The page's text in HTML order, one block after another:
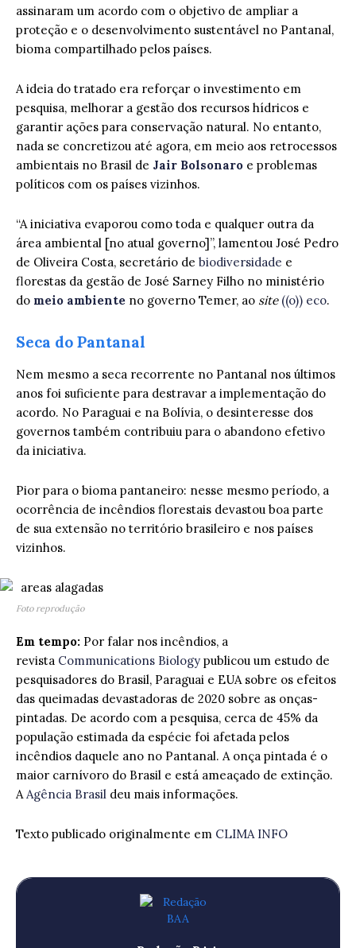
assinaram um acordo com o objetivo de ampliar a
proteção e o desenvolvimento sustentável no Pantanal,
bioma compartilhado pelos países.
A ideia do tratado era reforçar o investimento em
pesquisa, melhorar a gestão dos recursos hídricos e
garantir ações para conservação natural. No entanto,
nada se concretizou até agora, em meio aos retrocessos
ambientais no Brasil de Jair Bolsonaro e problemas
políticos com os países vizinhos.
“A iniciativa evaporou como toda e qualquer outra da
área ambiental [no atual governo]”, lamentou José Pedro
de Oliveira Costa, secretário de biodiversidade e
florestas da gestão de José Sarney Filho no ministério
do meio ambiente no governo Temer, ao site ((o)) eco.
Seca do Pantanal
Nem mesmo a seca recorrente no Pantanal nos últimos
anos foi suficiente para destravar a implementação do
acordo. No Paraguai e na Bolívia, o desinteresse dos
governos também contribuiu para o abandono efetivo
da iniciativa.
Pior para o bioma pantaneiro: nesse mesmo período, a
ocorrência de incêndios florestais devastou boa parte
de sua extensão no território brasileiro e nos países
vizinhos.
Foto reprodução
Em tempo: Por falar nos incêndios, a
revista Communications Biology publicou um estudo de
pesquisadores do Brasil, Paraguai e EUA sobre os efeitos
das queimadas devastadoras de 2020 sobre as onças-
pintadas. De acordo com a pesquisa, cerca de 45% da
população estimada da espécie foi afetada pelos
incêndios daquele ano no Pantanal. A onça pintada é o
maior carnívoro do Brasil e está ameaçado de extinção.
AAgência Brasil deu mais informações.
Texto publicado originalmente em CLIMA INFO